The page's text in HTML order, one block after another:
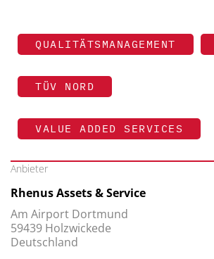
QUALITÄTSMANAGEMENT
TÜV NORD
VALUE ADDED SERVICES
Anbieter
Rhenus Assets & Service
Am Airport Dortmund
59439 Holzwickede
Deutschland